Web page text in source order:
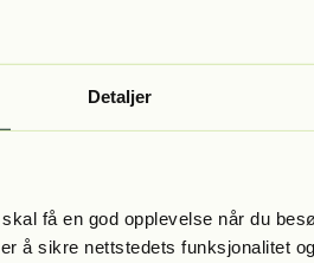
Detaljer
få en god opplevelse når du
å sikre nettstedets funksjonalitet